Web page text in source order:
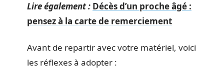
Lire également : Décès d’un proche âgé :
pensez à la carte de remerciement
Avant de repartir avec votre matériel, voici
les réflexes à adopter :